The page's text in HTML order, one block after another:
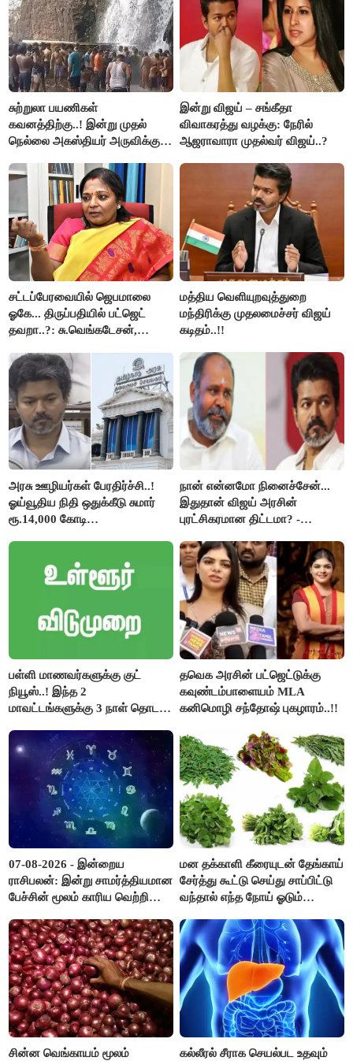
சுற்றுலா பயணிகள்
கவனத்திற்கு..! இன்று முதல்
நெல்லை அகஸ்தியர் அருவிக்கு
இன்று விஜய் – சங்கீதா
விவாகரத்து வழக்கு: நேரில்
ஆஜராவாரா முதல்வர் விஜய்..?
சட்டப்பேரவையில் ஜெபமாலை
ஓகே... திருப்பதியில் பட்ஜெட்
தவறா..?: சு.வெங்கடேசன்,
கேள்வி..!
மத்திய வெளியுறவுத்துறை
மந்திரிக்கு முதலமைச்சர் விஜய்
கடிதம்..!!
அரசு ஊழியர்கள் பேரதிர்ச்சி..!
ஓய்வூதிய நிதி ஒதுக்கீடு சுமார்
ரூ.14,000 கோடி
நான் என்னமோ நினைச்சேன்...
இதுதான் விஜய் அரசின்
புரட்சிகரமான திட்டமா? -
பள்ளி மாணவர்களுக்கு குட்
நியூஸ்..! இந்த 2
மாவட்டங்களுக்கு 3 நாள் தொடர்
தவெக அரசின் பட்ஜெட்டுக்கு
கவுண்டம்பாளையம் MLA
கனிமொழி சந்தோஷ் புகழாரம்..!!
07-08-2026 - இன்றைய
ராசிபலன்: இன்று சாமர்த்தியமான
பேச்சின் மூலம் காரிய வெற்றி
பொறுப்புகளை ஒப்படைப்பதில்
கவனம் தேவை..!
மன தக்காளி கீரையுடன் தேங்காய்
சேர்த்து கூட்டு செய்து சாப்பிட்டு
வந்தால் எந்த நோய் ஓடும்
சின்ன வெங்காயம் மூலம் கல்லீரல் சீராக செயல்பட உதவும்